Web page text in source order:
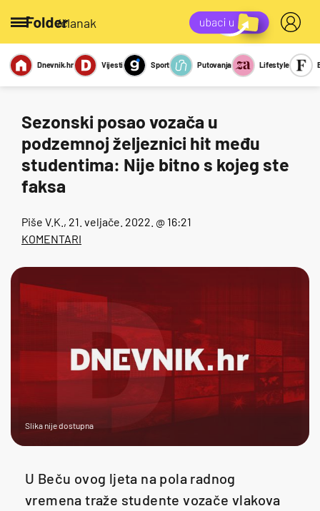
/članak
Miks Kviz
Report
Dnevnik.hr Vijesti Sport Putovanja Lifestyle
Sezonski posao vozača u
podzemnoj željeznici hit među
studentima: Nije bitno s kojeg ste
faksa
Piše V.K. , 21. veljače. 2022. @ 16:21
KOMENTARI
Slika nije dostupna
U Beču ovog ljeta na pola radnog
vremena traže studente vozače vlakova